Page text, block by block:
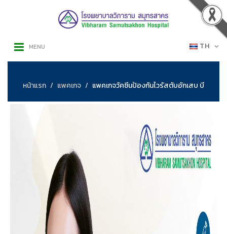
TH
MENU
หน้าแรก แพคเกจ แพคเกจวัคซีนป้องกันไวรัสตับอักเสบ บี